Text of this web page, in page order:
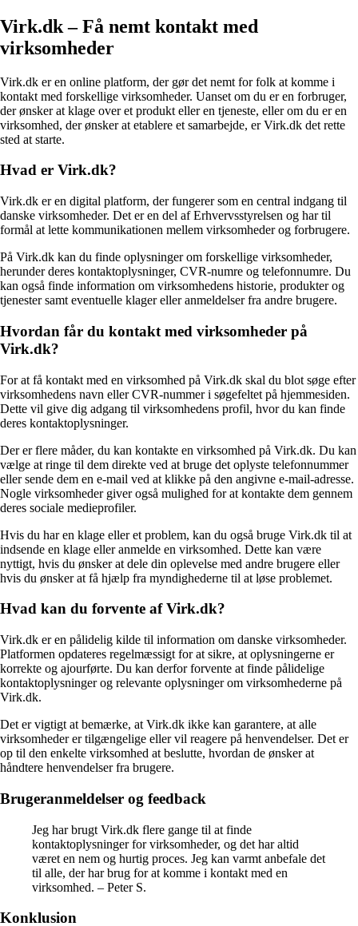
Virk.dk – Få nemt kontakt med
virksomheder
Virk.dk er en online platform, der gør det nemt for folk at komme i
kontakt med forskellige virksomheder. Uanset om du er en forbruger,
der ønsker at klage over et produkt eller en tjeneste, eller om du er en
virksomhed, der ønsker at etablere et samarbejde, er Virk.dk det rette
sted at starte.
Hvad er Virk.dk?
Virk.dk er en digital platform, der fungerer som en central indgang til
danske virksomheder. Det er en del af Erhvervsstyrelsen og har til
formål at lette kommunikationen mellem virksomheder og forbrugere.
På Virk.dk kan du finde oplysninger om forskellige virksomheder,
herunder deres kontaktoplysninger, CVR-numre og telefonnumre. Du
kan også finde information om virksomhedens historie, produkter og
tjenester samt eventuelle klager eller anmeldelser fra andre brugere.
Hvordan får du kontakt med virksomheder på
Virk.dk?
For at få kontakt med en virksomhed på Virk.dk skal du blot søge efter
virksomhedens navn eller CVR-nummer i søgefeltet på hjemmesiden.
Dette vil give dig adgang til virksomhedens profil, hvor du kan finde
deres kontaktoplysninger.
Der er flere måder, du kan kontakte en virksomhed på Virk.dk. Du kan
vælge at ringe til dem direkte ved at bruge det oplyste telefonnummer
eller sende dem en e-mail ved at klikke på den angivne e-mail-adresse.
Nogle virksomheder giver også mulighed for at kontakte dem gennem
deres sociale medieprofiler.
Hvis du har en klage eller et problem, kan du også bruge Virk.dk til at
indsende en klage eller anmelde en virksomhed. Dette kan være
nyttigt, hvis du ønsker at dele din oplevelse med andre brugere eller
hvis du ønsker at få hjælp fra myndighederne til at løse problemet.
Hvad kan du forvente af Virk.dk?
Virk.dk er en pålidelig kilde til information om danske virksomheder.
Platformen opdateres regelmæssigt for at sikre, at oplysningerne er
korrekte og ajourførte. Du kan derfor forvente at finde pålidelige
kontaktoplysninger og relevante oplysninger om virksomhederne på
Virk.dk.
Det er vigtigt at bemærke, at Virk.dk ikke kan garantere, at alle
virksomheder er tilgængelige eller vil reagere på henvendelser. Det er
op til den enkelte virksomhed at beslutte, hvordan de ønsker at
håndtere henvendelser fra brugere.
Brugeranmeldelser og feedback
Jeg har brugt Virk.dk flere gange til at finde
kontaktoplysninger for virksomheder, og det har altid
været en nem og hurtig proces. Jeg kan varmt anbefale det
til alle, der har brug for at komme i kontakt med en
virksomhed. – Peter S.
Konklusion